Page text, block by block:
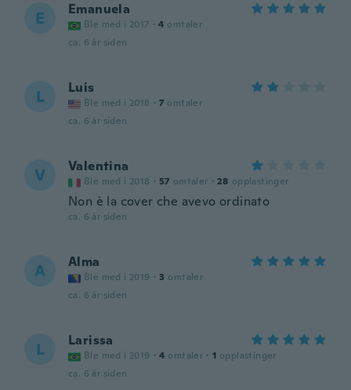
E Emanuela
Ble med i 2017 · 4 omtaler
ca. 6 år siden
L Luis
Ble med i 2018 · 7 omtaler
ca. 6 år siden
V Valentina
Ble med i 2018 · 57 omtaler · 28 opplastinger
Non è la cover che avevo ordinato
ca. 6 år siden
A Alma
Ble med i 2019 · 3 omtaler
ca. 6 år siden
L Larissa
Ble med i 2019 · 4 omtaler · 1 opplastinger
ca. 6 år siden